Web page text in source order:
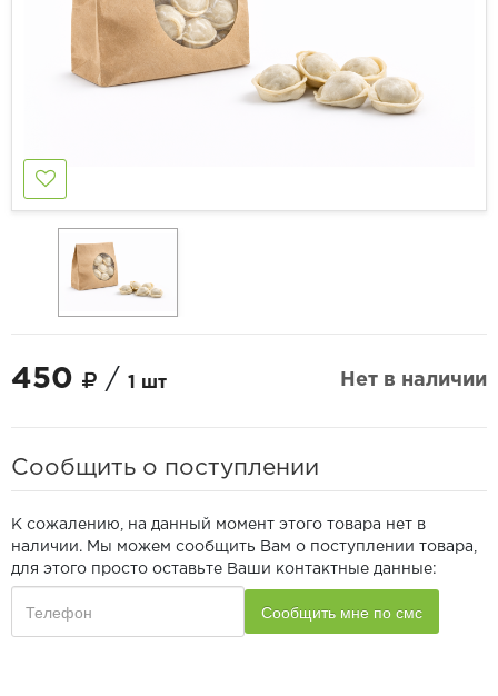
450 / 1 шт Нет в наличии
Сообщить о поступлении
К сожалению, на данный момент этого товара нет в
наличии. Мы можем сообщить Вам о поступлении товара,
для этого просто оставьте Ваши контактные данные: